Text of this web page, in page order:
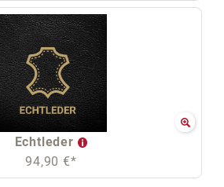
Echtleder
94,90 €*